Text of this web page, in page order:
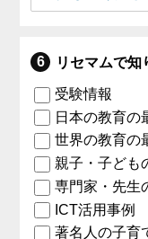
リセマムで知
受験情報
日本の教育の
世界の教育の
親子・子ども
専門家・先生
ICT活用事例
著名人の子育